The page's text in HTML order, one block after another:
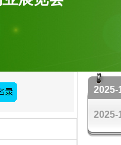
2025-
2025-